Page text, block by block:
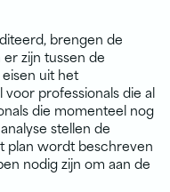
brengen de
zijn tussen de
uit het
professionals die al
die momenteel nog
stellen de
plan wordt beschreven
nodig zijn om aan de